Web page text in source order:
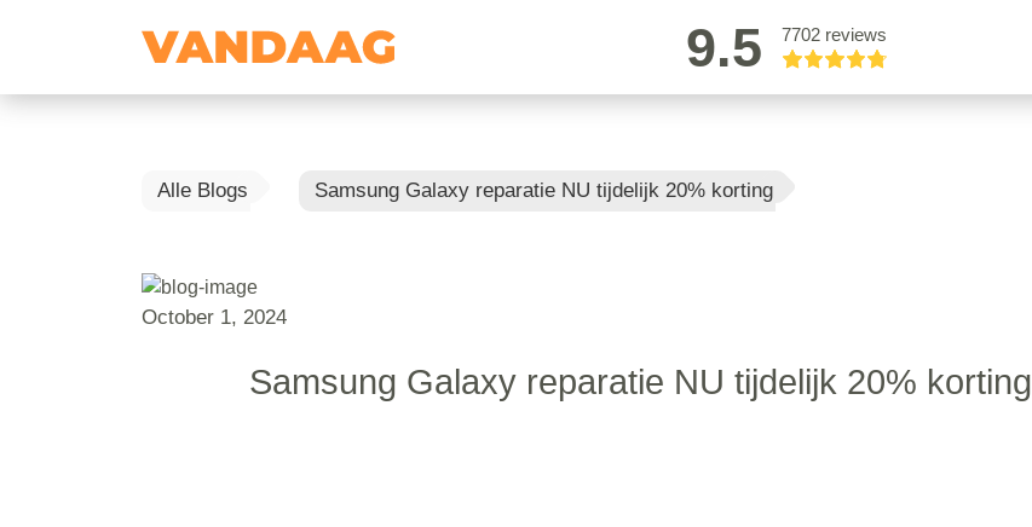
9.5 7702 reviews
Alle Blogs Samsung Galaxy reparatie NU tijdelijk 20% korting
October 1, 2024
Samsung Galaxy reparatie NU tijdelijk 20% korting